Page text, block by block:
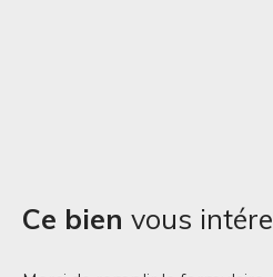
Ce bien vous